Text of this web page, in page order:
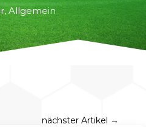
,Allgemein
nächster Artikel →